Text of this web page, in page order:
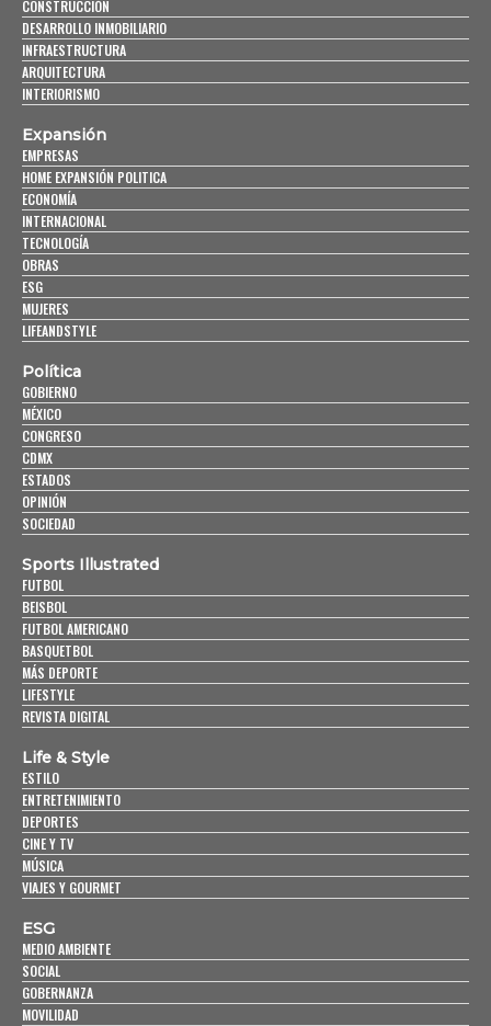
CONSTRUCCIÓN
DESARROLLO INMOBILIARIO
INFRAESTRUCTURA
ARQUITECTURA
INTERIORISMO
Expansión
EMPRESAS
HOME EXPANSIÓN POLITICA
ECONOMÍA
INTERNACIONAL
TECNOLOGÍA
OBRAS
ESG
MUJERES
LIFEANDSTYLE
Política
GOBIERNO
MÉXICO
CONGRESO
CDMX
ESTADOS
OPINIÓN
SOCIEDAD
Sports Illustrated
FUTBOL
BEISBOL
FUTBOL AMERICANO
BASQUETBOL
MÁS DEPORTE
LIFESTYLE
REVISTA DIGITAL
Life & Style
ESTILO
ENTRETENIMIENTO
DEPORTES
CINE Y TV
MÚSICA
VIAJES Y GOURMET
ESG
MEDIO AMBIENTE
SOCIAL
GOBERNANZA
MOVILIDAD